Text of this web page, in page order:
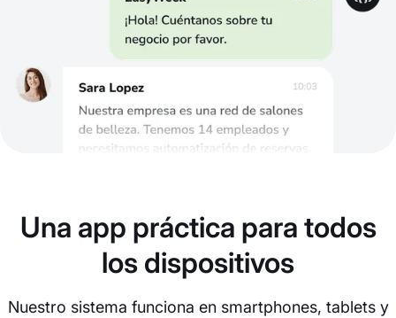
Una app práctica para todos
los dispositivos
Nuestro sistema funciona en smartphones, tablets y